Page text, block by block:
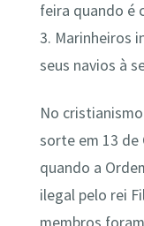
feira quando é
3. Marinheiros
seus navios à
No
sorte em 13 de
quando a
ilegal pelo rei